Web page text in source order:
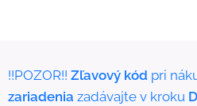
!!POZOR!! Zľavový kód pri
zariadenia zadávajte v kroku